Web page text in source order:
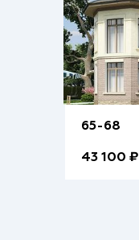
65-68
43 100 ₽